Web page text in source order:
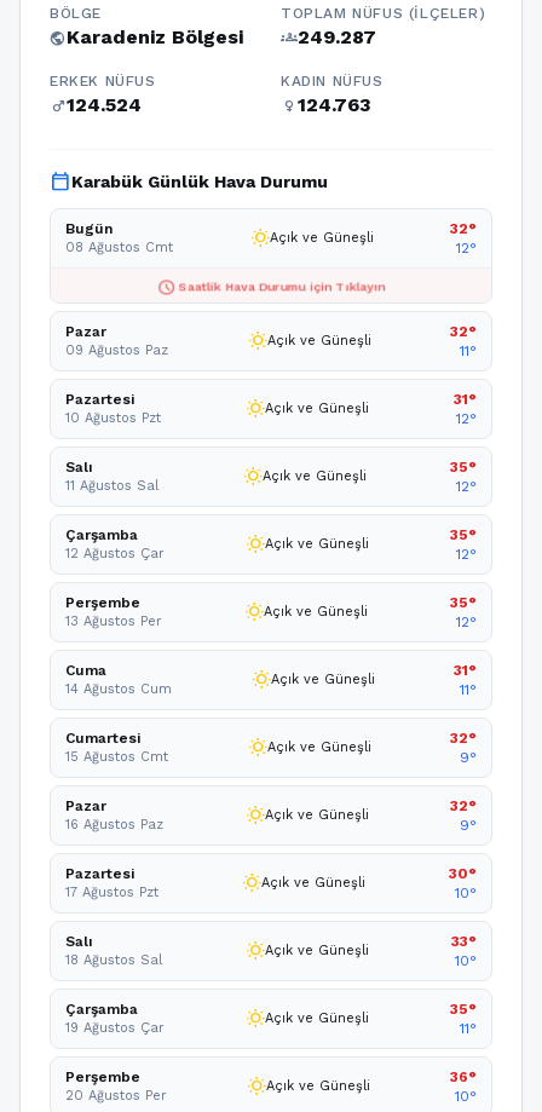
BÖLGE
publicKaradeniz Bölgesi
TOPLAM NÜFUS (İLÇELER)
groups249.287
ERKEK NÜFUS
male124.524
KADIN NÜFUS
female 124.763
calendar_todayKarabük Günlük Hava Durumu
Bugün
08 Ağustos Cmt wb_sunnyAçık ve Güneşli
32°
12°
schedule Saatlik Hava Durumu için Tıklayın
Pazar
09 Ağustos Paz wb_sunnyAçık ve Güneşli
32°
11°
Pazartesi
10 Ağustos Pzt wb_sunnyAçık ve Güneşli
31°
12°
Salı
11 Ağustos Sal wb_sunnyAçık ve Güneşli
35°
12°
Çarşamba
12 Ağustos Çar wb_sunnyAçık ve Güneşli
35°
12°
Perşembe
13 Ağustos Per wb_sunnyAçık ve Güneşli
35°
12°
Cuma
14 Ağustos Cum wb_sunnyAçık ve Güneşli
31°
11°
Cumartesi
15 Ağustos Cmt wb_sunnyAçık ve Güneşli
32°
9°
Pazar
16 Ağustos Paz wb_sunnyAçık ve Güneşli
32°
9°
Pazartesi
17 Ağustos Pzt wb_sunnyAçık ve Güneşli
30°
10°
Salı
18 Ağustos Sal wb_sunnyAçık ve Güneşli
33°
10°
Çarşamba
19 Ağustos Çar wb_sunnyAçık ve Güneşli
35°
11°
Perşembe
20 Ağustos Per wb_sunnyAçık ve Güneşli
36°
10°